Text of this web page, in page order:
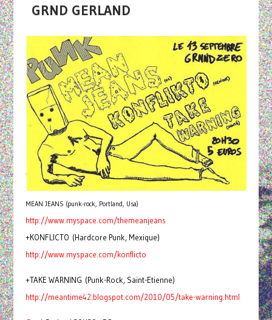
GRND GERLAND
MEAN JEANS (punk-rock, Portland, Usa)
http://www.myspace.com/themeanjeans
+KONFLICTO (Hardcore Punk, Mexique)
http://www.myspace.com/konflicto
+TAKE WARNING (Punk-Rock, Saint-Etienne)
http://meantime42.blogspot. com/2010/05/take-warning.html